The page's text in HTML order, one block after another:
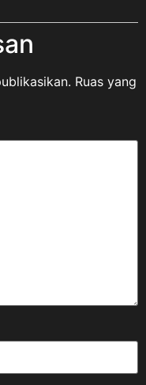
Ruas yang